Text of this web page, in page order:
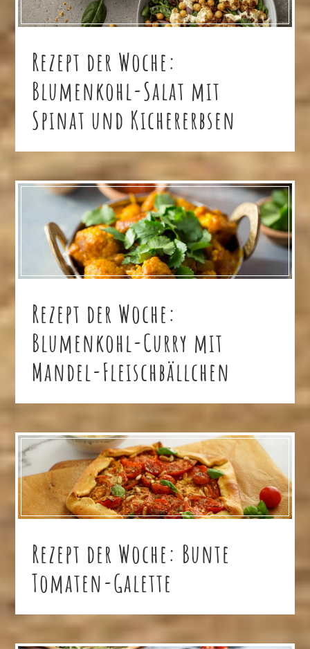
Rezept der Woche:
Blumenkohl-Salat mit
Spinat und Kichererbsen
Rezept der Woche:
Blumenkohl-Curry mit
Mandel-Fleischbällchen
Rezept der Woche: Bunte
Tomaten-Galette